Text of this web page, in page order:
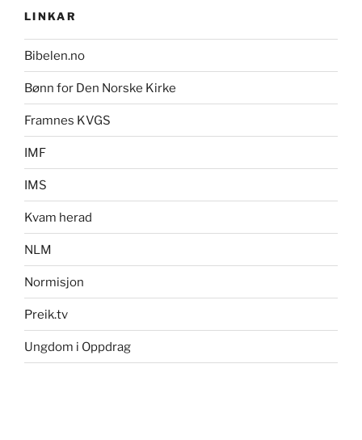
LINKAR
Bibelen.no
Bønn for Den Norske Kirke
Framnes KVGS
IMF
IMS
Kvam herad
NLM
Normisjon
Preik.tv
Ungdom i Oppdrag